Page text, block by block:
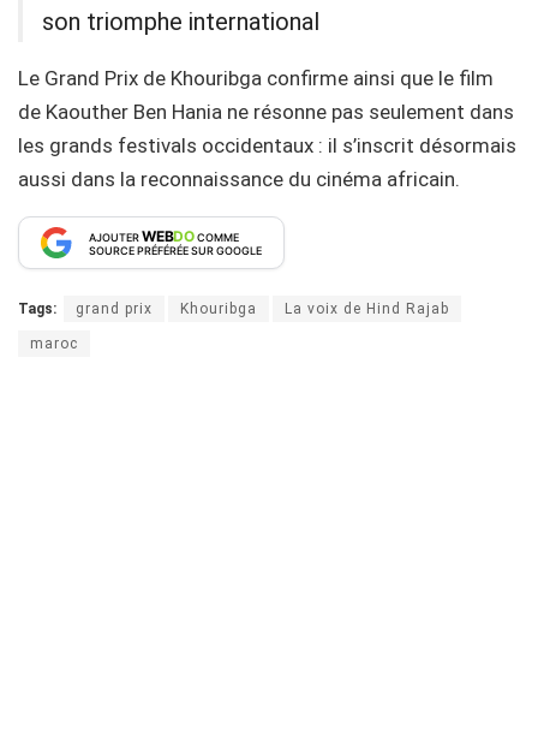
son triomphe international
Le Grand Prix de Khouribga confirme ainsi que le film
de Kaouther Ben Hania ne résonne pas seulement dans
les grands festivals occidentaux : il s’inscrit désormais
aussi dans la reconnaissance du cinéma africain.
AJOUTERWEBDOCOMME
SOURCE PRÉFÉRÉE SUR GOOGLE
Tags: grand prix Khouribga La voix de Hind Rajab
maroc